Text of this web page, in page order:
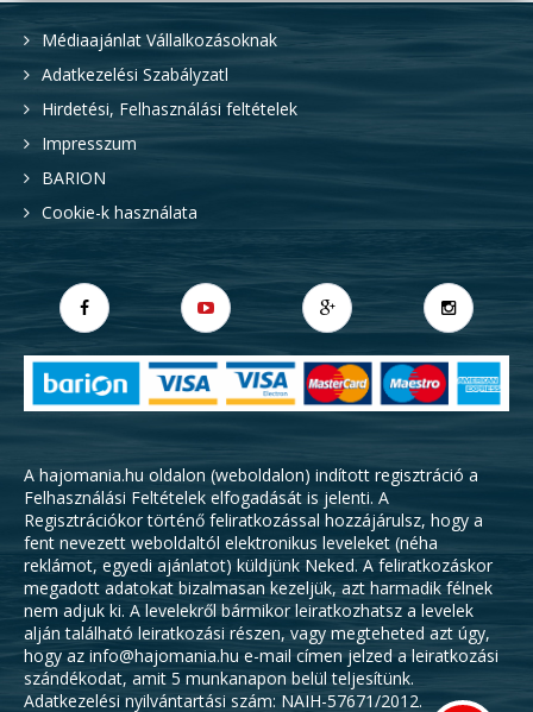
Médiaajánlat Vállalkozásoknak
Adatkezelési Szabályzatl
Hirdetési, Felhasználási feltételek
Impresszum
BARION
Cookie-k használata
A hajomania.hu oldalon (weboldalon) indított regisztráció a
Felhasználási Feltételek elfogadását is jelenti. A
Regisztrációkor történő feliratkozással hozzájárulsz, hogy a
fent nevezett weboldaltól elektronikus leveleket (néha
reklámot, egyedi ajánlatot) küldjünk Neked. A feliratkozáskor
megadott adatokat bizalmasan kezeljük, azt harmadik félnek
nem adjuk ki. A levelekről bármikor leiratkozhatsz a levelek
alján található leiratkozási részen, vagy megteheted azt úgy,
hogy az info@hajomania.hu e-mail címen jelzed a leiratkozási
szándékodat, amit 5 munkanapon belül teljesítünk.
Adatkezelési nyilvántartási szám: NAIH-57671/2012.